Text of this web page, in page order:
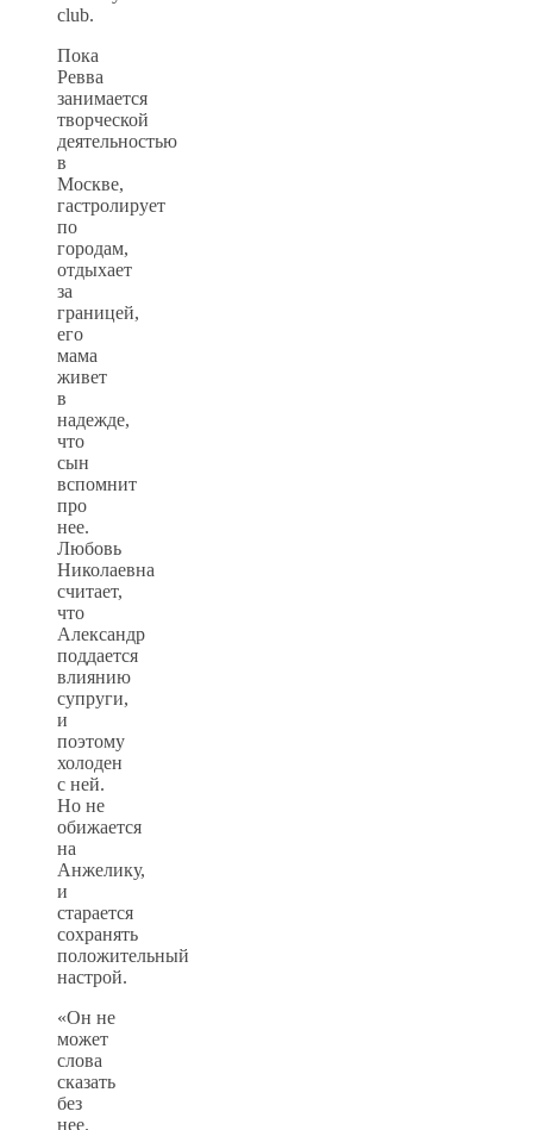
club.
Пока
Ревва
занимается
творческой
деятельностью
в
Москве,
гастролирует
по
городам,
отдыхает
за
границей,
его
мама
живет
в
надежде,
что
сын
вспомнит
про
нее.
Любовь
Николаевна
считает,
что
Александр
поддается
влиянию
супруги,
и
поэтому
холоден
с ней.
Но не
обижается
на
Анжелику,
и
старается
сохранять
положительный
настрой.
«Он не
может
слова
сказать
без
нее.